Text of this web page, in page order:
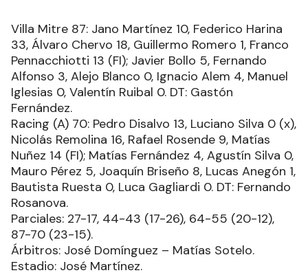
Villa Mitre 87: Jano Martínez 10, Federico Harina
33, Álvaro Chervo 18, Guillermo Romero 1, Franco
Pennacchiotti 13 (FI); Javier Bollo 5, Fernando
Alfonso 3, Alejo Blanco 0, Ignacio Alem 4, Manuel
Iglesias 0, Valentín Ruibal 0. DT: Gastón
Fernández.
Racing (A) 70: Pedro Disalvo 13, Luciano Silva 0 (x),
Nicolás Remolina 16, Rafael Rosende 9, Matías
Nuñez 14 (FI); Matías Fernández 4, Agustín Silva 0,
Mauro Pérez 5, Joaquín Briseño 8, Lucas Anegón 1,
Bautista Ruesta 0, Luca Gagliardi 0. DT: Fernando
Rosanova.
Parciales: 27-17, 44-43 (17-26), 64-55 (20-12),
87-70 (23-15).
Árbitros: José Domínguez – Matías Sotelo.
Estadio: José Martínez.